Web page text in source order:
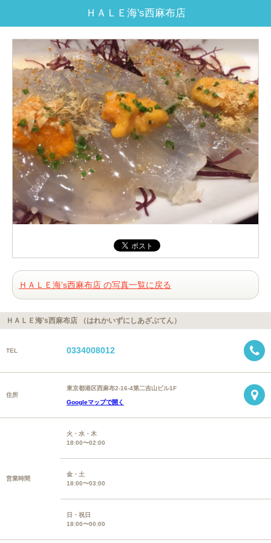
ＨＡＬＥ海's西麻布店
ＨＡＬＥ海's西麻布店 の写真一覧に戻る
ＨＡＬＥ海's西麻布店 （はれかいずにしあざぶてん）
TEL 0334008012
住所
東京都港区西麻布2-16-4第二吉山ビル1F
Googleマップで開く
営業時間
火・水・木
18:00〜02:00
金・土
18:00〜03:00
日・祝日
18:00〜00:00